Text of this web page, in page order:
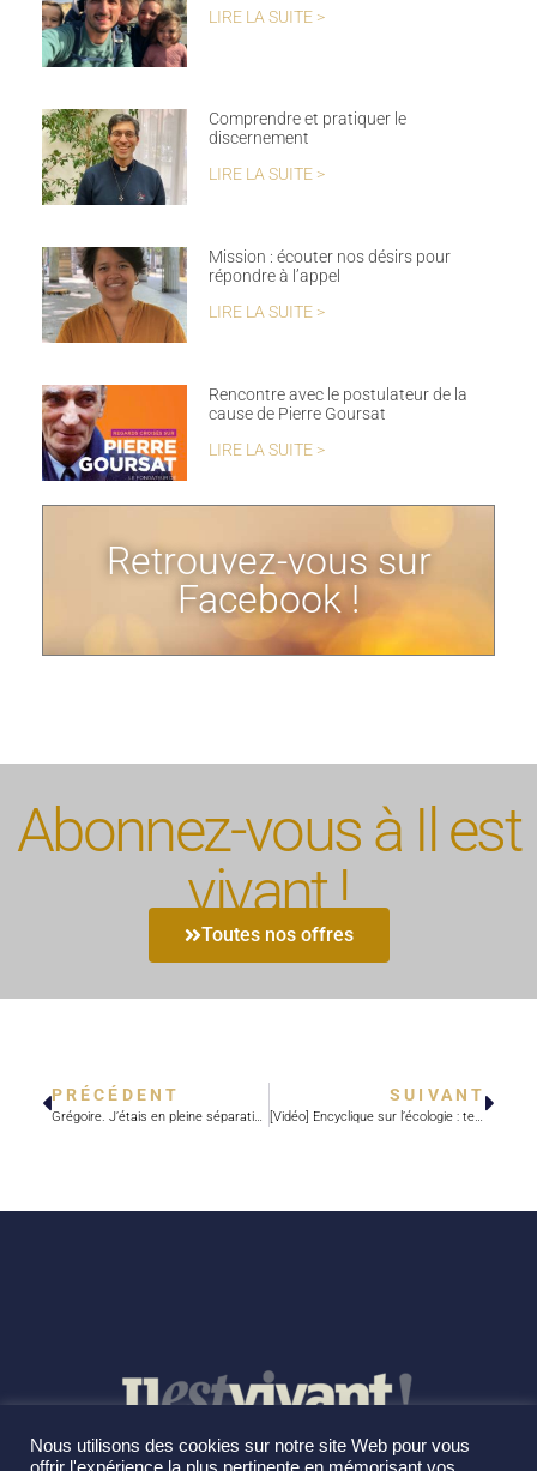
LIRE LA SUITE >
Comprendre et pratiquer le
discernement
LIRE LA SUITE >
Mission : écouter nos désirs pour
répondre à l’appel
LIRE LA SUITE >
Rencontre avec le postulateur de la
cause de Pierre Goursat
LIRE LA SUITE >
Retrouvez-vous sur
Facebook !
Abonnez-vous à Il est
vivant !
Toutes nos offres
PRÉCÉDENT
Grégoire. J’étais en pleine séparation…
SUIVANT
[Vidéo] Encyclique sur l’écologie : teasing, autodérision et message…
Nous utilisons des cookies sur notre site Web pour vous